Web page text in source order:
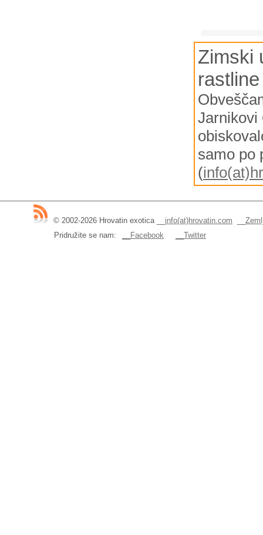
Zimski
rastline
samo po
(
© 2002-2026 Hrovatin exotica__ info(at)hrovatin.com
Pridružite se nam:
__Facebook __Twitter